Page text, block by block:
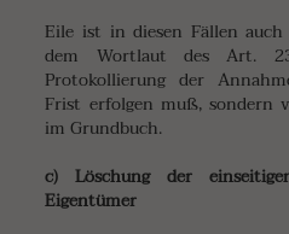
Eile ist in diesen Fällen
dem Wortlaut des Art.
Protokollierung der
Frist erfolgen muß, sondern
im Grundbuch.
c) Löschung der
Eigentümer